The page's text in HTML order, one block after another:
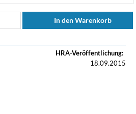
In den Warenkorb
HRA-Veröffentlichung:
18.09.2015